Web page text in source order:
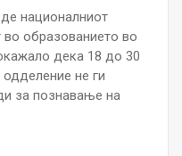
националниот
во образованието во
дека 18 до 30
не ги
за познавање на